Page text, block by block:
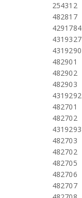
254312
482817
4291784
4319327
4319290
482901
482902
482903
4319292
482701
482702
4319293
482703
482702
482705
482706
482707